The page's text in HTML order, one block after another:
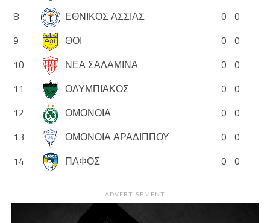
8
ΕΘΝΙΚΟΣ ΑΣΣΙΑΣ 0 0
9
ΘΟΙ 0 0
10
ΝΕΑ ΣΑΛΑΜΙΝΑ 0 0
11
ΟΛΥΜΠΙΑΚΟΣ 0 0
12
ΟΜΟΝΟΙΑ 0 0
13
ΟΜΟΝΟΙΑ ΑΡΑΔΙΠΠΟΥ 0 0
14
ΠΑΦΟΣ 0 0
ADVERTISEMENT